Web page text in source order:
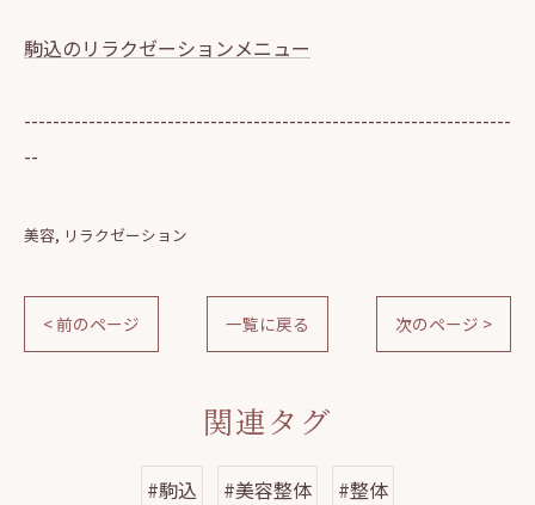
駒込のリラクゼーションメニュー
--------------------------------------------------------------------
--
美容 リラクゼーション
< 前のページ 一覧に戻る 次のページ >
関連タグ
#駒込 #美容整体 #整体